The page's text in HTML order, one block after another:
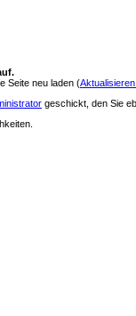
Seite neu laden (
geschickt, den Sie